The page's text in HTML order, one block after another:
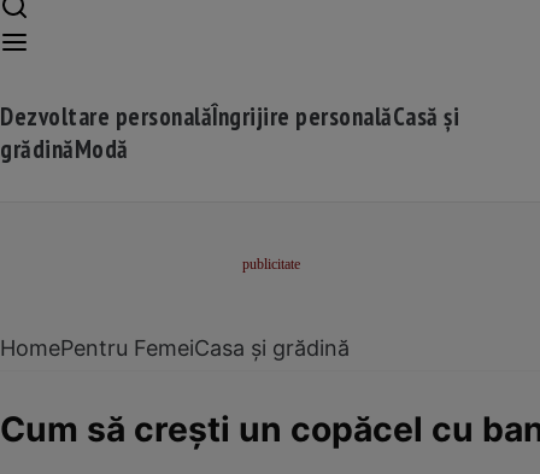
Dezvoltare personalăÎngrijire personalăCasă și
grădinăModă
HomePentru FemeiCasa și grădină
Cum să creşti un copăcel cu